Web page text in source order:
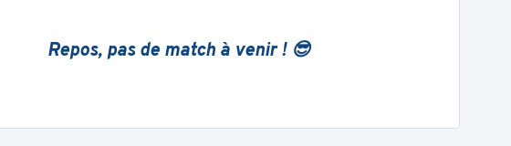
Repos, pas de match à venir ! 😎